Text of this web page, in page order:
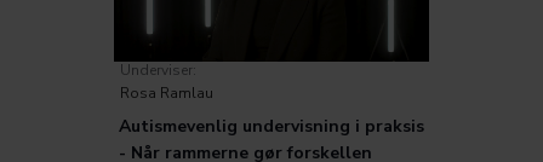
Underviser:
Rosa Ramlau
Autismevenlig undervisning i praksis
- Når rammerne gør forskellen